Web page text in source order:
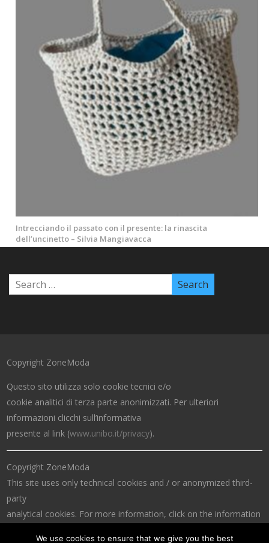
Intrecciando il passato con il presente: la rinascita
dell’uncinetto – Silvia Mangiavacca
Copyright ZoneModa
Questo sito utilizza solo cookie tecnici e/o
cookie analitici di terza parte anonimizzati. Per ulteriori
informazioni clicchi sull’informativa
presente al link (www.unibo.it/privacy).
Copyright ZoneModa
This site uses only technical cookies and / or anonymized third-
party
analytical cookies. For more information, click on the information
We use cookies to ensure that we give you the best